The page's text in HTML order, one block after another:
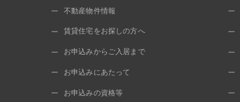
不動産物件情報
賃貸住宅をお探しの方へ
お申込みからご入居まで
お申込みにあたって
お申込みの資格等